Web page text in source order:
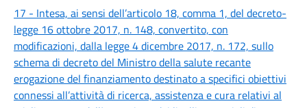
17 - Intesa, ai sensi dell’articolo 18, comma 1, del decreto-
legge 16 ottobre 2017, n. 148, convertito, con
modificazioni, dalla legge 4 dicembre 2017, n. 172, sullo
schema di decreto del Ministro della salute recante
erogazione del finanziamento destinato a specifici obiettivi
connessi all’attività di ricerca, assistenza e cura relativi al